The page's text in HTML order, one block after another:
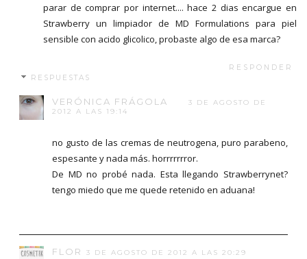
parar de comprar por internet.... hace 2 dias encargue en
Strawberry un limpiador de MD Formulations para piel
sensible con acido glicolico, probaste algo de esa marca?
RESPONDER
RESPUESTAS
VERÓNICA FRÁGOLA
3 DE AGOSTO DE
2012 A LAS 19:14
no gusto de las cremas de neutrogena, puro parabeno,
espesante y nada más. horrrrrrror.
De MD no probé nada. Esta llegando Strawberrynet?
tengo miedo que me quede retenido en aduana!
FLOR 3 DE AGOSTO DE 2012 A LAS 20:29